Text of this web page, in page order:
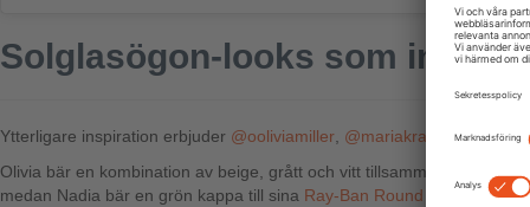
Solglasögon-looks som
Ytterligare inspiration erbjuder @ooliviamiller @mariakragmannoch
Olivia bär en kombination av beige, grått och vitt tillsammans med
medan Nadia bär en grön kappa till sina Ray-Ban Round Metal .